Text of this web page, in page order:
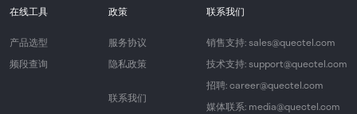
在线工具
产品选型
频段查询
政策
服务协议
隐私政策
联系我们
联系我们
销售支持: sales@quectel.com
技术支持: support@quectel.com
招聘: career@quectel.com
媒体联系: media@quectel.com